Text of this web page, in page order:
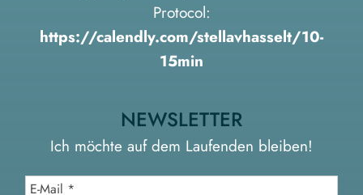
Protocol:
https://calendly.com/stellavhasselt/10-
15min
NEWSLETTER
Ich möchte auf dem Laufenden bleiben!